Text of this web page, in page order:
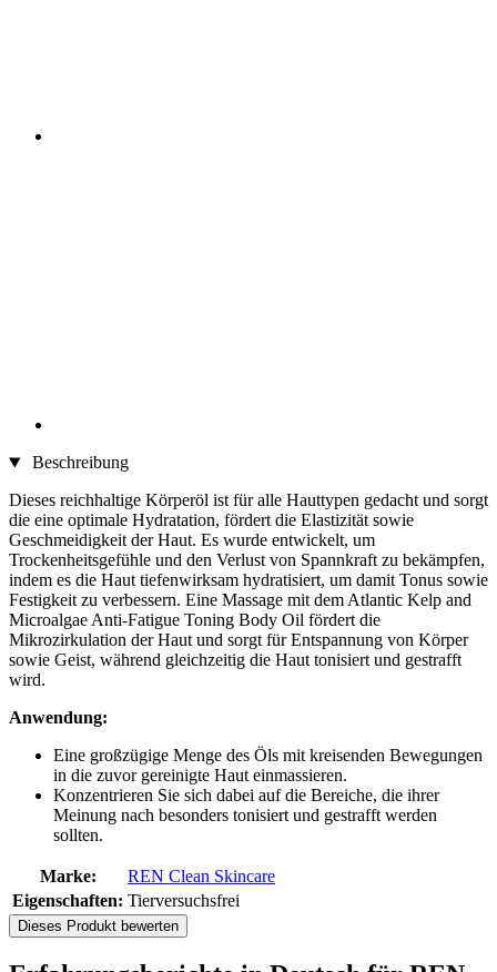
Beschreibung
Dieses reichhaltige Körperöl ist für alle Hauttypen gedacht und sorgt
die eine optimale Hydratation, fördert die Elastizität sowie
Geschmeidigkeit der Haut. Es wurde entwickelt, um
Trockenheitsgefühle und den Verlust von Spannkraft zu bekämpfen,
indem es die Haut tiefenwirksam hydratisiert, um damit Tonus sowie
Festigkeit zu verbessern. Eine Massage mit dem Atlantic Kelp and
Microalgae Anti-Fatigue Toning Body Oil fördert die
Mikrozirkulation der Haut und sorgt für Entspannung von Körper
sowie Geist, während gleichzeitig die Haut tonisiert und gestrafft
wird.
Anwendung:
Eine großzügige Menge des Öls mit kreisenden Bewegungen
in die zuvor gereinigte Haut einmassieren.
Konzentrieren Sie sich dabei auf die Bereiche, die ihrer
Meinung nach besonders tonisiert und gestrafft werden
sollten.
Marke:
REN Clean Skincare
Eigenschaften: Tierversuchsfrei
Dieses Produkt bewerten